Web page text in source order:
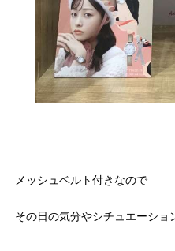
メッシュベルト付きなので
その日の気分やシチュエーシ